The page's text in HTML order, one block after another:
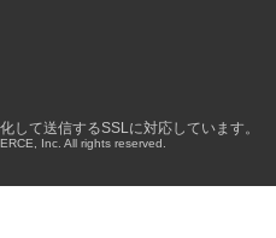
して送信するSSLに対応しています。
Inc. All rights reserved.